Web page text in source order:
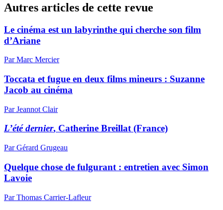
Autres articles de cette revue
Le cinéma est un labyrinthe qui cherche son film
d’Ariane
Par Marc Mercier
Toccata et fugue en deux films mineurs : Suzanne
Jacob au cinéma
Par Jeannot Clair
L’été dernier, Catherine Breillat (France)
Par Gérard Grugeau
Quelque chose de fulgurant : entretien avec Simon
Lavoie
Par Thomas Carrier-Lafleur